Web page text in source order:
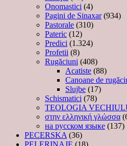
Onomastici (4)
Pagini de Sinaxar(934)
Pastorale (310)
Pateric (12)
Predici (1.324)
Profetii (8)
Rugăciuni (408)
Acatiste (88)
Canoane de
Slujbe (17)
Schismatici (78)
TEOLOGIA
στην ελληνική γλώσσα
на русском языке (137)
PECERSKA (36)
PELERINAJE (18)